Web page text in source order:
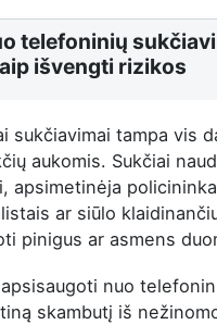
telefoninių
išvengti rizikos
sukčiavimai tampa vis
aukomis. Sukčiai
apsimetinėja
ar siūlo
pinigus ar asmens
nuo
skambutį iš